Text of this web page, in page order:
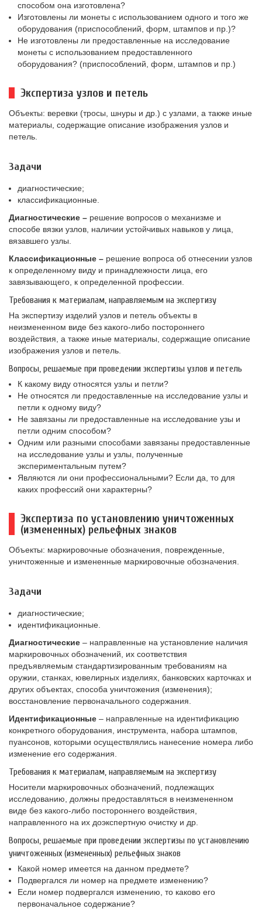
способом она изготовлена?
Изготовлены ли монеты с использованием одного и того же
оборудования (приспособлений, форм, штампов и пр.)?
Не изготовлены ли предоставленные на исследование
монеты с использованием предоставленного
оборудования? (приспособлений, форм, штампов и пр.)
Экспертиза узлов и петель
Объекты: веревки (тросы, шнуры и др.) с узлами, а также иные
материалы, содержащие описание изображения узлов и
петель.
Задачи
диагностические;
классификационные.
Диагностические – решение вопросов о механизме и
способе вязки узлов, наличии устойчивых навыков у лица,
вязавшего узлы.
Классификационные – решение вопроса об отнесении узлов
к определенному виду и принадлежности лица, его
завязывающего, к определенной профессии.
Требования к материалам, направляемым на экспертизу
На экспертизу изделий узлов и петель объекты в
неизмененном виде без какого-либо постороннего
воздействия, а также иные материалы, содержащие описание
изображения узлов и петель.
Вопросы, решаемые при проведении экспертизы узлов и петель
К какому виду относятся узлы и петли?
Не относятся ли предоставленные на исследование узлы и
петли к одному виду?
Не завязаны ли предоставленные на исследование узы и
петли одним способом?
Одним или разными способами завязаны предоставленные
на исследование узлы и узлы, полученные
экспериментальным путем?
Являются ли они профессиональными? Если да, то для
каких профессий они характерны?
Экспертиза по установлению уничтоженных
(измененных) рельефных знаков
Объекты: маркировочные обозначения, поврежденные,
уничтоженные и измененные маркировочные обозначения.
Задачи
диагностические;
идентификационные.
Диагностические – направленные на установление наличия
маркировочных обозначений, их соответствия
предъявляемым стандартизированным требованиям на
оружии, станках, ювелирных изделиях, банковских карточках и
других объектах, способа уничтожения (изменения);
восстановление первоначального содержания.
Идентификационные – направленные на идентификацию
конкретного оборудования, инструмента, набора штампов,
пуансонов, которыми осуществлялись нанесение номера либо
изменение его содержания.
Требования к материалам, направляемым на экспертизу
Носители маркировочных обозначений, подлежащих
исследованию, должны предоставляться в неизмененном
виде без какого-либо постороннего воздействия,
направленного на их доэкспертную очистку и др.
Вопросы, решаемые при проведении экспертизы по установлению
уничтоженных (измененных) рельефных знаков
Какой номер имеется на данном предмете?
Подвергался ли номер на предмете изменению?
Если номер подвергался изменению, то каково его
первоначальное содержание?